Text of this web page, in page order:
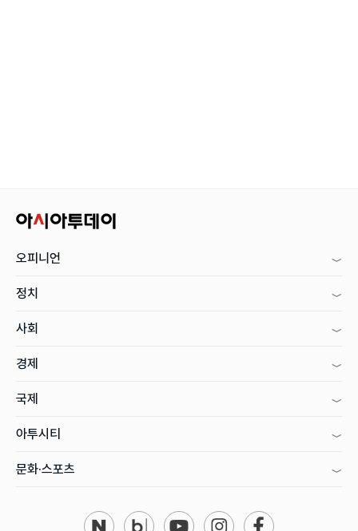
오피니언
정치
사회
경제
국제
아투시티
문화·스포츠